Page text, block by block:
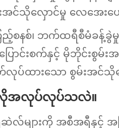
သိုလှောင်မှု လေအေးပေ
နစ်၊ ဘက်ထရီစီမံခန့်ခွဲမှုယူ
ာင်းစက်နှင့် မိုဘိုင်းစွမ်း
ားသော စွမ်းအင်သိုလှ
ယ်လိုအလုပ်လုပ်သလဲ။
ျားကို အစီအရီနှင့် အပ